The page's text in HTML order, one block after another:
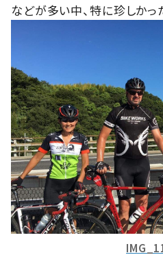
などが多い中、特に珍しかっ